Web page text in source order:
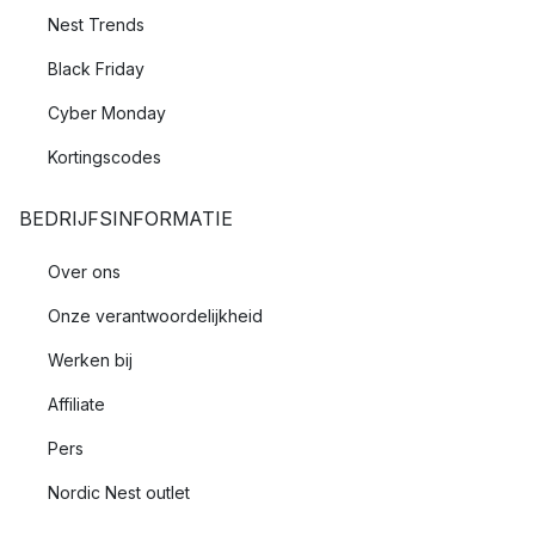
Nest Trends
Black Friday
Cyber Monday
Kortingscodes
BEDRIJFSINFORMATIE
Over ons
Onze verantwoordelijkheid
Werken bij
Affiliate
Pers
Nordic Nest outlet